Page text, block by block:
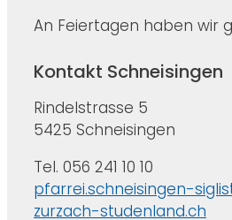
An Feiertagen haben wir
Kontakt Schneisingen
Rindelstrasse 5
5425 Schneisingen
Tel. 056 241 10 10
pfarrei.schneisingen-
zurzach-studenland.ch